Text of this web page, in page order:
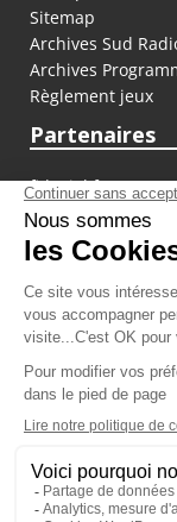
Sitemap
Archives Sud
Archives
Règlement jeux
Partenaires
fiducial.fr
lyoncapitale.fr
olympique-et-
L'application
Les cookies
Gestion des